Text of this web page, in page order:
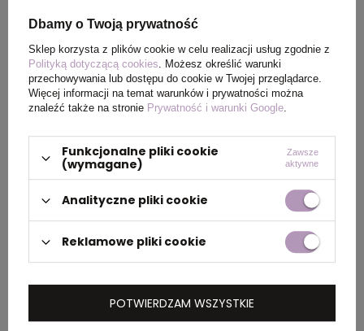
Rozmiar 44 x 33 cm
Waga
produktu (g)
45
PAKOWANIE
Wymiary
kartonu
zewnętrznego
38 x 52 x 32 cm
Waga
zewnętrznego
14 kg
Dbamy o Twoją prywatność
Sklep korzysta z plików cookie w celu realizacji usług zgodnie z
Polityką dotyczącą cookies. Możesz określić warunki
przechowywania lub dostępu do cookie w Twojej przeglądarce.
Więcej informacji na temat warunków i prywatności można
znaleźć także na stronie Prywatność i warunki Google.
Funkcjonalne pliki cookie
(wymagane)
Zawsze
aktywne
Analityczne pliki cookie
Reklamowe pliki cookie
POTWIERDZAM WSZYSTKIE